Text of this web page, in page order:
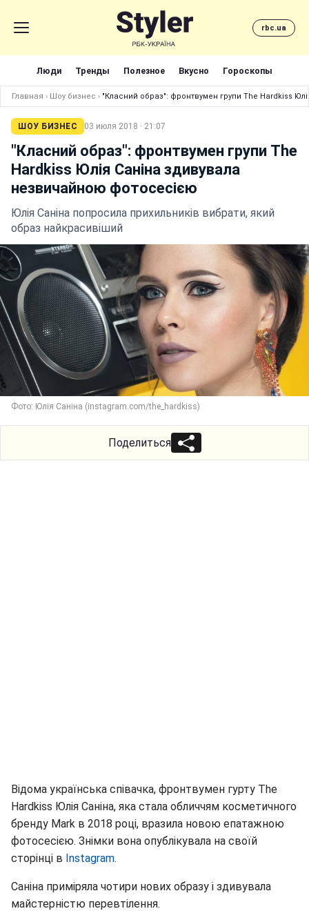
rbc.ua
Люди Тренды Полезное Вкусно Гороскопы
Главная › Шоу бизнес › "Класний образ": фронтвумен групи The Hardkiss
ШОУ БИЗНЕС 03 июля 2018 · 21:07
"Класний образ": фронтвумен групи The
Hardkiss Юлія Саніна здивувала
незвичайною фотосесією
Юлія Саніна попросила прихильників вибрати, який
образ найкрасивіший
Фото: Юлія Саніна (instagram.com/the_hardkiss)
Поделиться
Відома українська співачка, фронтвумен гурту The
Hardkiss Юлія Саніна, яка стала обличчям косметичного
бренду Mark в 2018 році, вразила новою епатажною
фотосесією. Знімки вона опублікувала на своїй
сторінці в Instagram.
Саніна приміряла чотири нових образу і здивувала
майстерністю перевтілення.